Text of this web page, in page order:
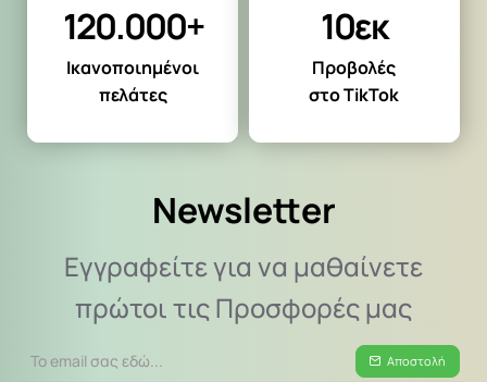
120.000+
Ικανοποιημένοι
πελάτες
10εκ
Προβολές
στο TikTok
Newsletter
Εγγραφείτε για να μαθαίνετε
πρώτοι τις Προσφορές μας
email
Αποστολή